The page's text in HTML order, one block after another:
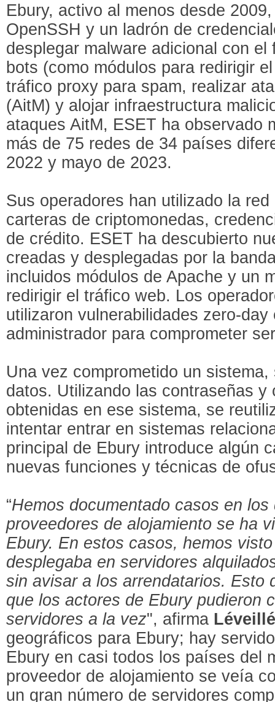
Ebury, activo al menos desde
OpenSSH y un ladrón de
desplegar malware adicional con
bots (como módulos para redirigir
tráfico proxy para spam, realizar
(AitM) y alojar infraestructura
ataques AitM, ESET ha observado
más de 75 redes de 34 países
2022 y mayo de 2023.
Sus operadores han utilizado la
carteras de criptomonedas,
de crédito. ESET ha descubierto
creadas y desplegadas por la
incluidos módulos de Apache y un
redirigir el tráfico web. Los
utilizaron vulnerabilidades zero-
administrador para comprometer
Una vez comprometido un
datos. Utilizando las contraseñas y
obtenidas en ese sistema, se
intentar entrar en sistemas
principal de Ebury introduce algún
nuevas funciones y técnicas de
“Hemos documentado casos en
proveedores de alojamiento se ha
Ebury. En estos casos, hemos
desplegaba en servidores
sin avisar a los arrendatarios. Esto
que los actores de Ebury pudieron
servidores a la vez", afirma
geográficos para Ebury; hay
Ebury en casi todos los países del
proveedor de alojamiento se veía
un gran número de servidores